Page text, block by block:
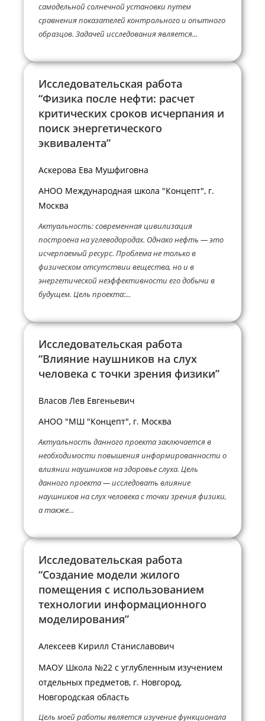
самодельной солнечной установки путем
сравнения показателей контрольного и опытного
образцов. Задачей исследования является...
Исследовательская работа
“Физика после нефти: расчет
критических сроков исчерпания и
поиск энергетического
эквивалента”
Аскерова Ева Мушфиговна
АНОО Международная школа "Концепт", г.
Москва
Актуальность: современная цивилизация
построена на углеводородах. Однако нефть — это
исчерпаемый ресурс. Проблема не только в
физическом отсутствии вещества, но и в
энергетической неэффективности его добычи в
будущем. Цель проекта:...
Исследовательская работа
“Влияние наушников на слух
человека с точки зрения физики”
Власов Лев Евгеньевич
АНОО "МШ "Концепт", г. Москва
Актуальность данного проекта заключается в
необходимости повышения информированности о
влиянии наушников на здоровье слуха. Цель
данного проекта — исследовать влияние
наушников на слух человека с точки зрения физики,
а также...
Исследовательская работа
“Создание модели жилого
помещения с использованием
технологии информационного
моделирования”
Алексеев Кирилл Станиславович
МАОУ Школа №22 с углубленным изучением
отдельных предметов, г. Новгород,
Новгородская область
Цель моей работы является изучение функционала